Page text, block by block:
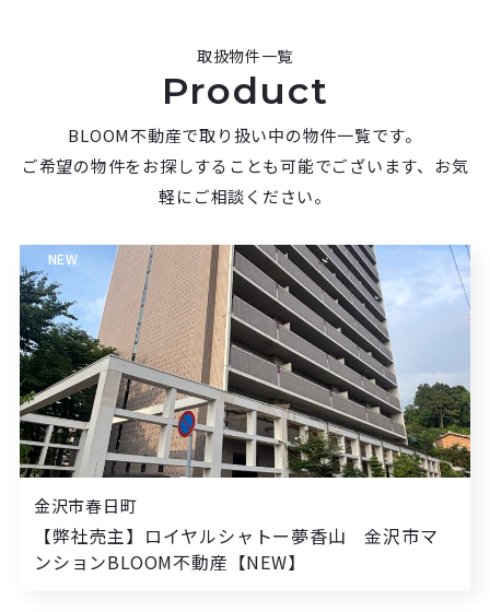
取扱物件一覧
Product
BLOOM不動産で取り扱い中の物件一覧です。
ご希望の物件をお探しすることも可能でございます、お気
軽にご相談ください。
金沢市春日町
【弊社売主】ロイヤルシャトー夢香山 金沢市マ
ンションBLOOM不動産【NEW】
NEW